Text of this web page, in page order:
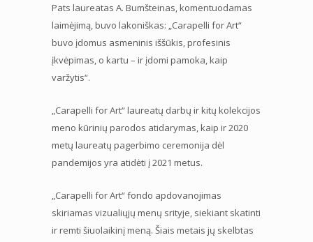
Pats laureatas A. Bumšteinas, komentuodamas
laimėjimą, buvo lakoniškas: „Carapelli for Art“
buvo įdomus asmeninis iššūkis, profesinis
įkvėpimas, o kartu – ir įdomi pamoka, kaip
varžytis“.
„Carapelli for Art“ laureatų darbų ir kitų kolekcijos
meno kūrinių parodos atidarymas, kaip ir 2020
metų laureatų pagerbimo ceremonija dėl
pandemijos yra atidėti į 2021 metus.
„Carapelli for Art“ fondo apdovanojimas
skiriamas vizualiųjų menų srityje, siekiant skatinti
ir remti šiuolaikinį meną. Šiais metais jų skelbtas